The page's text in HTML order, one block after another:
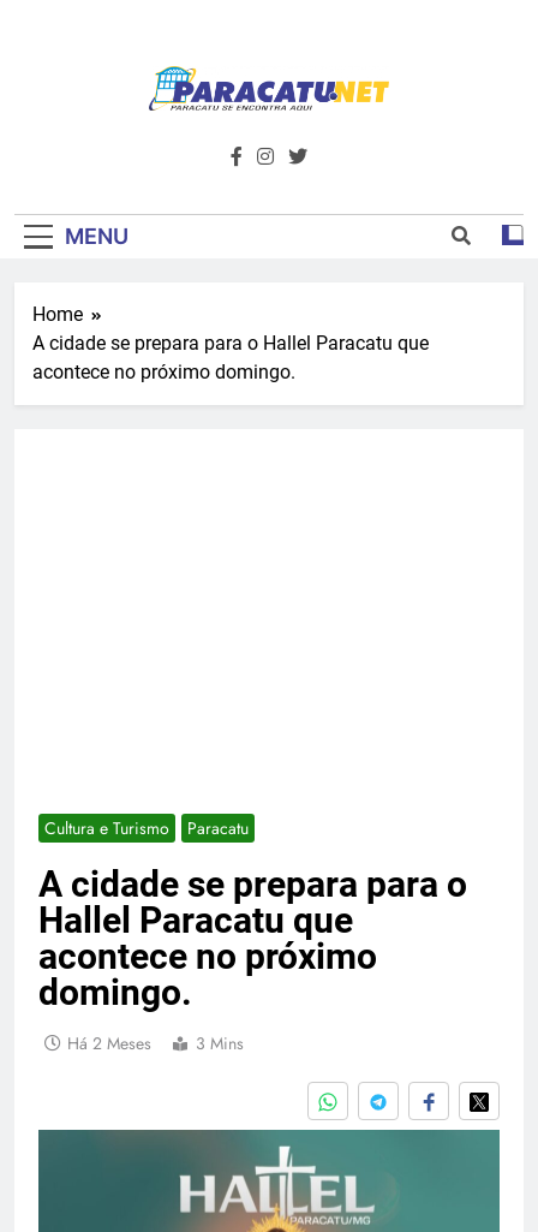
Paracatu.net –
Notícias E
Primeiro Do
Noroeste De
além de tudo sobre esportes e
MENU
Home
A cidade se prepara para o Hallel Paracatu que
acontece no próximo domingo.
Cultura e Turismo Paracatu
A cidade se prepara para o
Hallel Paracatu que
acontece no próximo
domingo.
Há 2 Meses 3 Mins